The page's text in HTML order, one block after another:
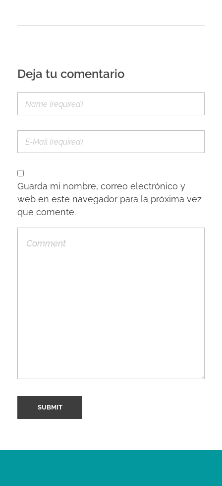
Deja tu comentario
Guarda mi nombre, correo electrónico y
web en este navegador para la próxima vez
que comente.